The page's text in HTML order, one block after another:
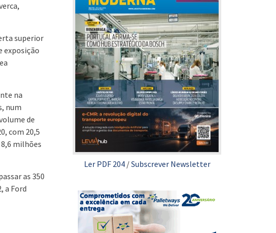
superior
exposição
na
num
de
com 20,5
milhões
as 350
a Ford
Ler PDF 204/Subscrever Newsletter